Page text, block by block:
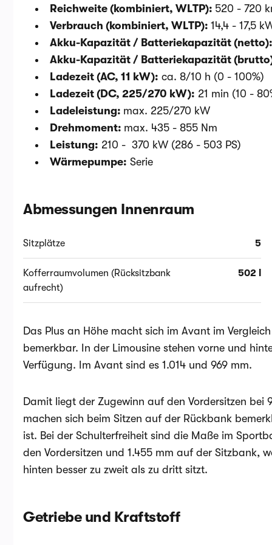
Reichweite (kombiniert, WLTP): 520 - 720
Verbrauch (kombiniert, WLTP): 14,4 - 17,5
Akku-Kapazität / Batteriekapazität
Akku-Kapazität / Batteriekapazität
Ladezeit (AC, 11 kW): ca. 8/10 h (0 - 100%)
Ladezeit (DC, 225/270 kW): 21 min (10 -
Ladeleistung: max. 225/270 kW
Drehmoment: max. 435 - 855 Nm
Leistung: 210 - 370 kW (286 - 503 PS)
Wärmepumpe: Serie
Abmessungen Innenraum
Sitzplätze 5
Kofferraumvolumen (Rücksitzbank
aufrecht)
502 l
Das Plus an Höhe macht sich im Avant im
bemerkbar. In der Limousine stehen vorne und
Verfügung. Im Avant sind es 1.014 und 969 mm.
Damit liegt der Zugewinn auf den Vordersitzen
machen sich beim Sitzen auf der Rückbank
ist. Bei der Schulterfreiheit sind die Maße im
den Vordersitzen und 1.455 mm auf der Sitzbank,
hinten besser zu zweit als zu dritt sitzt.
Getriebe und Kraftstoff